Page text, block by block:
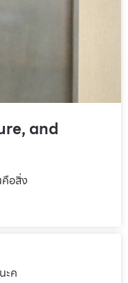
and
อสิ่ง
ะค